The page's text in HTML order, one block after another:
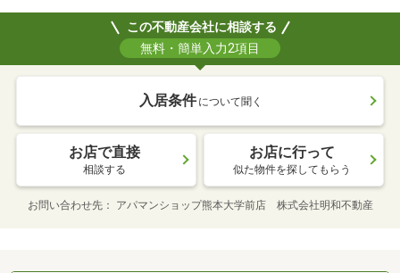
この不動産会社に相談する
無料・簡単入力2項目
入居条件 について聞く
お店で直接
相談する
お店に行って
似た物件を探してもらう
お問い合わせ先 アパマンショップ熊本大学前店 株式会社明和不動産